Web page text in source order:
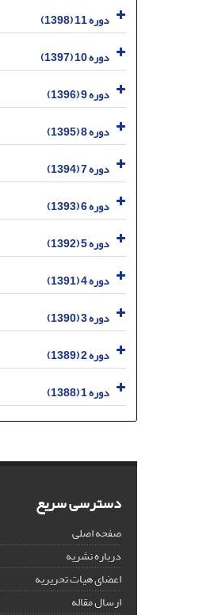
دوره 11 (1398)
دوره 10 (1397)
دوره 9 (1396)
دوره 8 (1395)
دوره 7 (1394)
دوره 6 (1393)
دوره 5 (1392)
دوره 4 (1391)
دوره 3 (1390)
دوره 2 (1389)
دوره 1 (1388)
دسترسی سریع
صفحه اصلی
درباره نشریه
اعضای هیات تحریریه
ارسال مقاله